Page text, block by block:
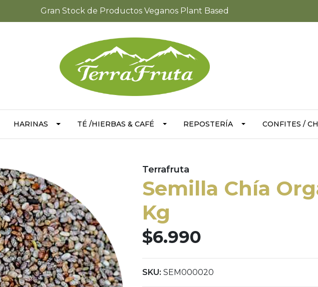
Gran Stock de Productos Veganos Plant Based
HARINAS TÉ /HIERBAS & CAFÉ REPOSTERÍA CONFITES /
Terrafruta
Semilla Chía
Kg
$6.990
SKU: SEM000020